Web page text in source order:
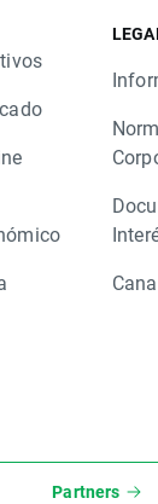
Partners